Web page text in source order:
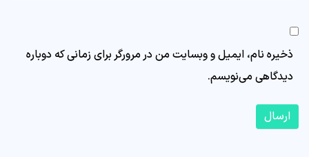
ذخیره نام، ایمیل و وبسایت من در مرورگر برای زمانی که دوباره
دیدگاهی می‌نویسم.
ارسال